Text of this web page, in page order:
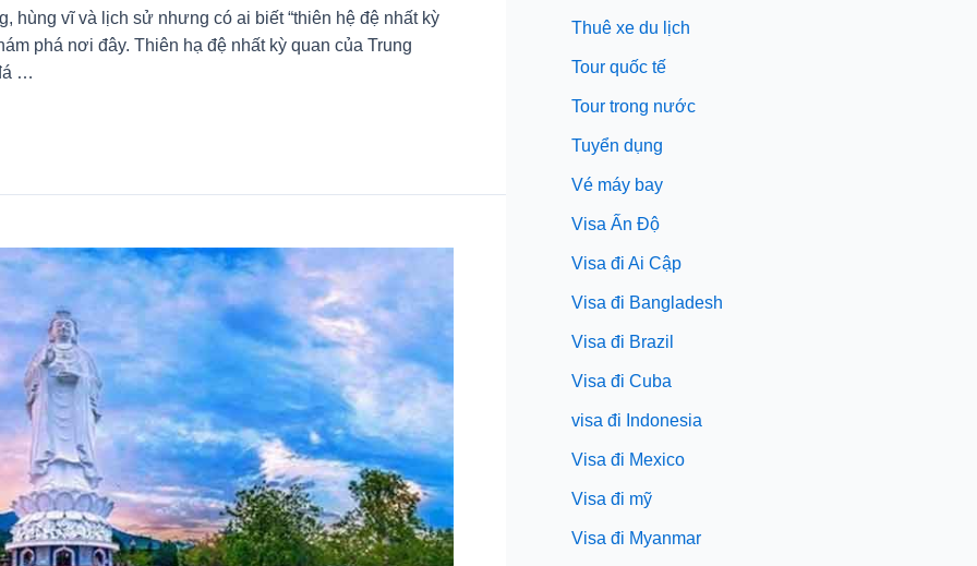
hùng vĩ và lịch sử nhưng có ai biết “thiên hệ đệ nhất kỳ
phá nơi đây. Thiên hạ đệ nhất kỳ quan của Trung
…
Thuê xe du lịch
Tour quốc tế
Tour trong nước
Tuyển dụng
Vé máy bay
Visa Ấn Độ
Visa đi Ai Cập
Visa đi Bangladesh
Visa đi Brazil
Visa đi Cuba
visa đi Indonesia
Visa đi Mexico
Visa đi mỹ
Visa đi Myanmar